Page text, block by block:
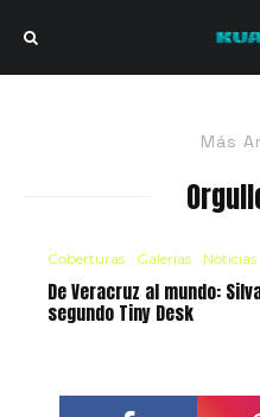
Más
Coberturas Galerías Noticias
De Veracruz al mundo:
segundo Tiny Desk